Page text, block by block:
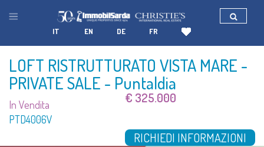
LOFT RISTRUTTURATO VISTA MARE -
PRIVATE SALE - Puntaldia
In Vendita
PTD4006V
€ 325.000
RICHIEDI INFORMAZIONI
FR
DE
EN
IT